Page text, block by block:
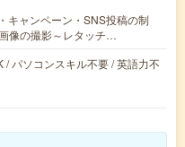
キャンペーン・SNS投稿の制
像の撮影～レタッチ…
/ パソコンスキル不要 / 英語力不